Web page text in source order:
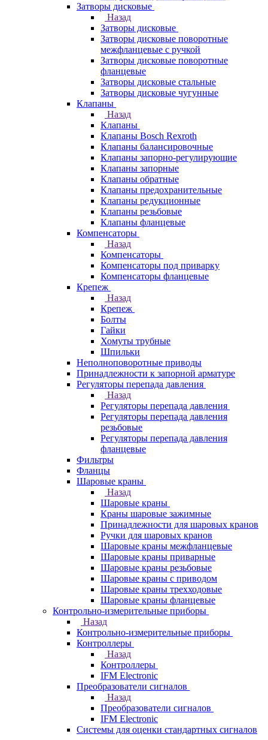
Затворы дисковые
Назад
Затворы дисковые
Затворы дисковые поворотные
межфланцевые с ручкой
Затворы дисковые поворотные
фланцевые
Затворы дисковые стальные
Затворы дисковые чугунные
Клапаны
Назад
Клапаны
Клапаны Bosch Rexroth
Клапаны балансировочные
Клапаны запорно-регулирующие
Клапаны запорные
Клапаны обратные
Клапаны предохранительные
Клапаны редукционные
Клапаны резьбовые
Клапаны фланцевые
Компенсаторы
Назад
Компенсаторы
Компенсаторы под приварку
Компенсаторы фланцевые
Крепеж
Назад
Крепеж
Болты
Гайки
Хомуты трубные
Шпильки
Неполноповоротные приводы
Принадлежности к запорной арматуре
Регуляторы перепада давления
Назад
Регуляторы перепада давления
Регуляторы перепада давления
резьбовые
Регуляторы перепада давления
фланцевые
Фильтры
Фланцы
Шаровые краны
Назад
Шаровые краны
Краны шаровые зажимные
Принадлежности для шаровых кранов
Ручки для шаровых кранов
Шаровые краны межфланцевые
Шаровые краны приварные
Шаровые краны резьбовые
Шаровые краны с приводом
Шаровые краны трехходовые
Шаровые краны фланцевые
Контрольно-измерительные приборы
Назад
Контрольно-измерительные приборы
Контроллеры
Назад
Контроллеры
IFM Electronic
Преобразователи сигналов
Назад
Преобразователи сигналов
IFM Electronic
Системы для оценки стандартных сигналов